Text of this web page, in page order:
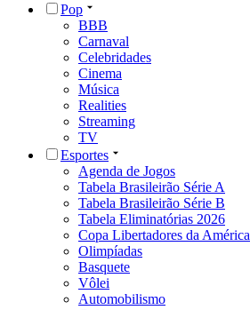
Pop
BBB
Carnaval
Celebridades
Cinema
Música
Realities
Streaming
TV
Esportes
Agenda de Jogos
Tabela Brasileirão Série A
Tabela Brasileirão Série B
Tabela Eliminatórias 2026
Copa Libertadores da América
Olimpíadas
Basquete
Vôlei
Automobilismo